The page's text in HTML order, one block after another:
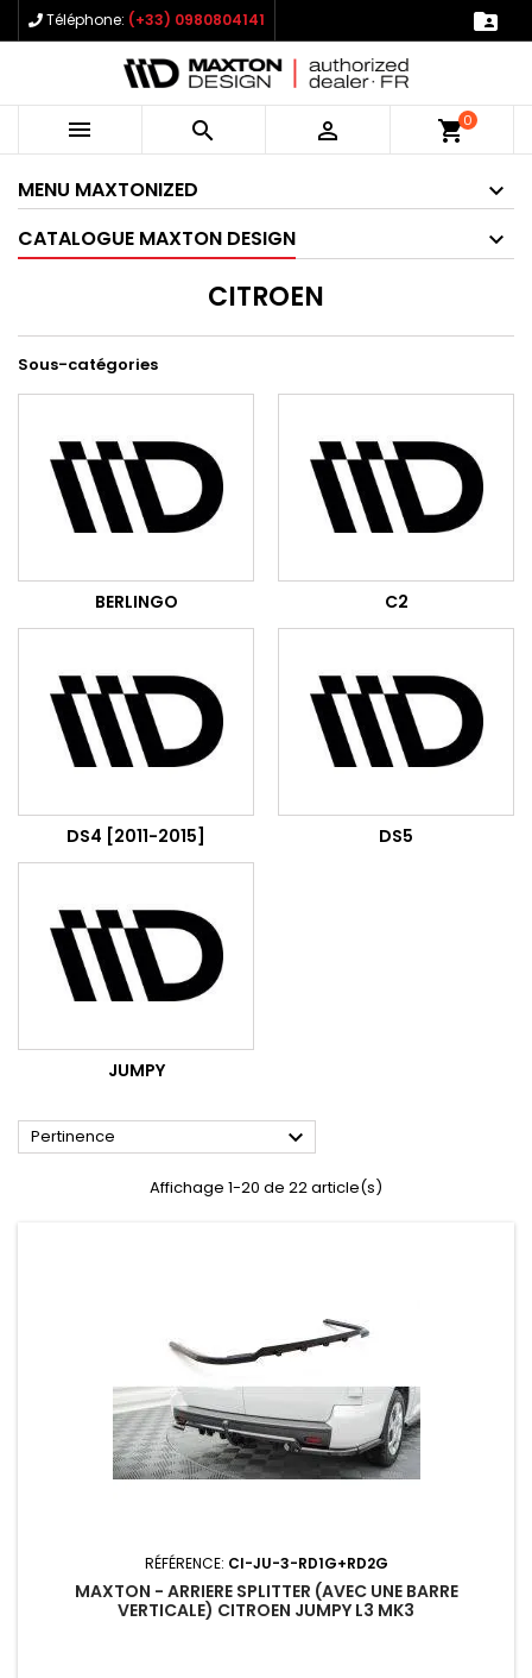
Téléphone: (+33) 0980804141 
   shopping_cart0
MENU MAXTONIZED
CATALOGUE MAXTON DESIGN
CITROEN
Sous-catégories
BERLINGO C2
DS4 [2011-2015] DS5
JUMPY
Pertinence 
Affichage 1-20 de 22 article(s)
RÉFÉRENCE: CI-JU-3-RD1G+RD2G
MAXTON - ARRIERE SPLITTER (AVEC UNE BARRE
VERTICALE) CITROEN JUMPY L3 MK3